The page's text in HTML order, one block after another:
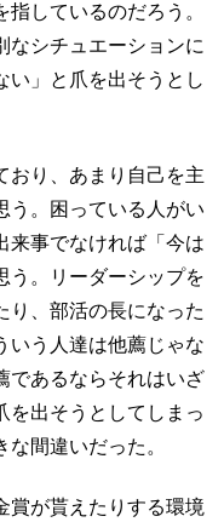
しているのだろう。
なシチュエーションに
い」と爪を出そうとし
おり、あまり自己を主
う。困っている人がい
来事でなければ「今は
う。リーダーシップを
り、部活の長になった
いう人達は他薦じゃな
であるならそれはいざ
を出そうとしてしまっ
間違いだった。
賞が貰えたりする環境